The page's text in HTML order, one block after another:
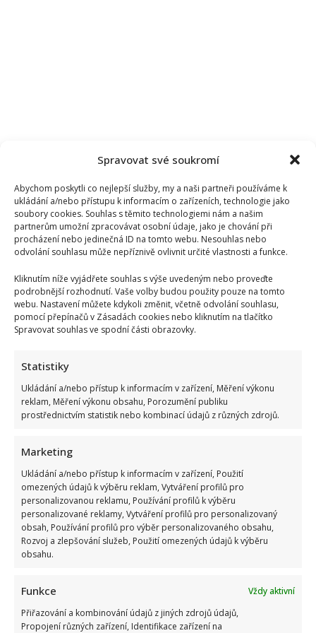
Spravovat své soukromí
Abychom poskytli co nejlepší služby, my a naši partneři používáme k
ukládání a/nebo přístupu k informacím o zařízeních, technologie jako
soubory cookies. Souhlas s těmito technologiemi nám a našim
partnerům umožní zpracovávat osobní údaje, jako je chování při
procházení nebo jedinečná ID na tomto webu. Nesouhlas nebo
odvolání souhlasu může nepříznivě ovlivnit určité vlastnosti a funkce.
Kliknutím níže vyjádřete souhlas s výše uvedeným nebo proveďte
podrobnější rozhodnutí. Vaše volby budou použity pouze na tomto
webu. Nastavení můžete kdykoli změnit, včetně odvolání souhlasu,
pomocí přepínačů v Zásadách cookies nebo kliknutím na tlačítko
Spravovat souhlas ve spodní části obrazovky.
Statistiky
Ukládání a/nebo přístup k informacím v zařízení, Měření výkonu
reklam, Měření výkonu obsahu, Porozumění publiku
prostřednictvím statistik nebo kombinací údajů z různých zdrojů.
Marketing
Ukládání a/nebo přístup k informacím v zařízení, Použití
omezených údajů k výběru reklam, Vytváření profilů pro
personalizovanou reklamu, Používání profilů k výběru
personalizované reklamy, Vytváření profilů pro personalizovaný
obsah, Používání profilů pro výběr personalizovaného obsahu,
Rozvoj a zlepšování služeb, Použití omezených údajů k výběru
obsahu.
Funkce
Vždy aktivní
Přiřazování a kombinování údajů z jiných zdrojů údajů,
Propojení různých zařízení, Identifikace zařízení na
Bydlení Michala Davida ve středomořském stylu: V pražské
vile ma k dispozici i bazén a vnitřní atrium
Fotokvíz o českých hercích: 10 fotografií prověří, kdo zná
slavné tváře domácího filmu opravdu dokonale